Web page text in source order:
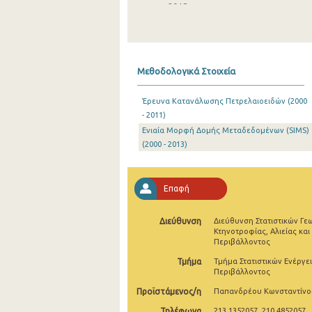
2018
2014
2013
2008
2006
Μεθοδολογικά Στοιχεία
Έρευνα Κατανάλωσης Πετρελαιοειδών (2000
- 2011)
Ενιαία Μορφή Δομής Μεταδεδομένων (SIMS)
(2000 - 2013)
Επαφή
Διεύθυνση
Διεύθυνση Στατιστικών
Κτηνοτροφίας, Αλιείας και
Περιβάλλοντος
Τμήμα
Τμήμα Στατιστικών
Περιβάλλοντος
Προϊστάμενος/η Παπανδρέου